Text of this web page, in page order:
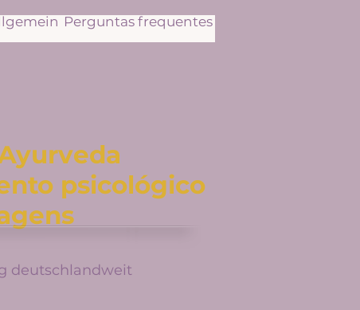
Perguntas frequentes
psicológico
deutschlandweit